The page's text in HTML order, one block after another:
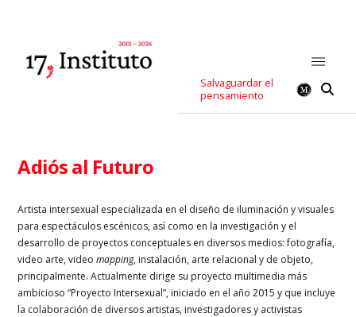
Salvaguardar el
pensamiento
Adiós al Futuro
Artista intersexual especializada en el diseño de iluminación y visuales
para espectáculos escénicos, así como en la investigación y el
desarrollo de proyectos conceptuales en diversos medios: fotografía,
video arte, videomapping, instalación, arte relacional y de objeto,
principalmente. Actualmente dirige su proyecto multimedia más
ambicioso “Proyecto Intersexual”, iniciado en el año 2015 y que incluye
la colaboración de diversos artistas, investigadores y activistas